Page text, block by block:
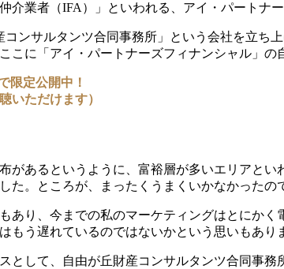
介業者（IFA）」といわれる、アイ・パートナ
コンサルタンツ合同事務所」という会社を立
こに「アイ・パートナーズフィナンシャル」
限定公開中！
いただけます）
があるというように、富裕層が多いエリアと
た。ところが、まったくうまくいかなかったの
あり、今までの私のマーケティングはとにか
もう遅れているのではないかという思いもあり
として、自由が丘財産コンサルタンツ合同事